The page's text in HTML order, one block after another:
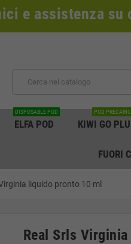
e assistenza su
ELFA POD
DISPOSABLE POD
KIWI GO
POD
FUORI
liquido pronto 10 ml
Real Srls